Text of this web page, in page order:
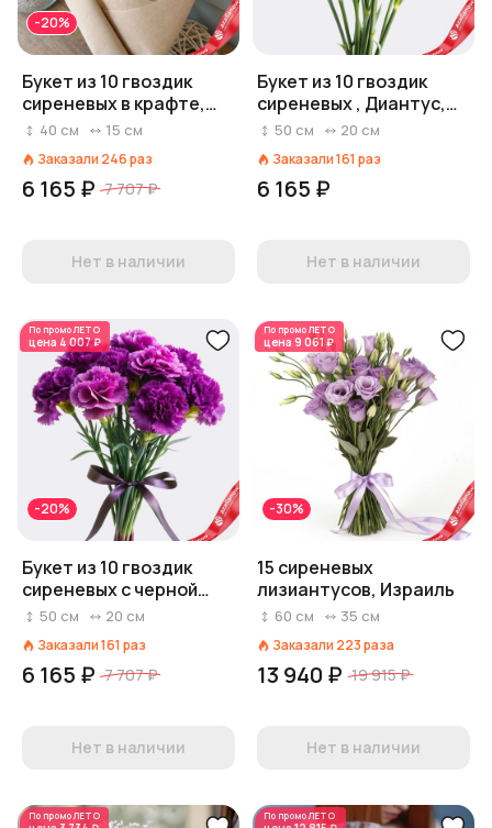
-20%
Букет из 10 гвоздик
сиреневых в крафте,
Диантус, Голландия
40 см 15 см
Заказали 246раз
6 165 ₽ 7 707 ₽
Нет в наличии
Букет из 10 гвоздик
сиреневых , Диантус,
Голландия
50 см 20 см
Заказали161 раз
6 165 ₽
Нет в наличии
По промоЛЕТО
цена 4 007 ₽
-20%
Букет из 10 гвоздик
сиреневых с черной
лентой, Диантус,
50 см 20 см
Заказали161 раз
6 165 ₽ 7 707 ₽
Нет в наличии
По промоЛЕТО
цена 9 061 ₽
-30%
15 сиреневых
лизиантусов, Израиль
60 см 35 см
Заказали 223раза
13 940 ₽ 19 915 ₽
Нет в наличии
По промоЛЕТО По промоЛЕТО